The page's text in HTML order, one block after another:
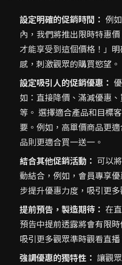
設定明確的促銷時間： 例
內，我們將推出限時特惠
才能享受到這個價格！」
感，刺激觀眾的購買慾望。
設定吸引人的促銷優惠：
如：直接降價、滿減優惠
等。 選擇適合產品和目標
要。例如，高單價商品更
品則更適合買一送一。
結合其他促銷活動： 可以
動結合，例如，會員專享
步提升優惠力度，吸引更多
提前預告，製造期待： 在
預告中提前透露將會有限
吸引更多觀眾準時觀看直播
強調優惠的獨特性： 讓觀